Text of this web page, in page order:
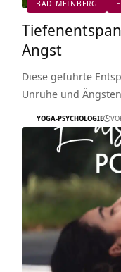
BAD MEINBERG
Angst
Diese geführte
Unruhe und
YOGA-PSYCHOLOGIE